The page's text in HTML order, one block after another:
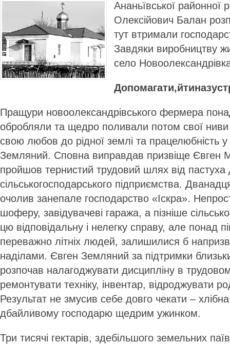
Ананьївської районної
Олексійович Балан
тут втримали
Завдяки виробництву
село
Пращури новоолександрівського фермера
обробляли та щедро поливали потом свої ниви
свою любов до рідної землі та працелюбність у
Земляний. Сповна виправдав призвіще Євген
пройшов тернистий трудовий шлях від пастуха
сільськогосподарського підприємства.
очолив занепале господарство «Іскра».
шоферу, завідувачеві гаража, а пізніше
цю відповідальну і нелегку справу, але понад
переважно літніх людей, залишилися б
наділами. Євген Земляний за підтримки
розпочав налагоджувати дисципліну в
ремонтувати техніку, інвентар, відроджувати
Результат не змусив себе довго чекати –
дбайливому господарю щедрим ужинком.
Три тисячі гектарів, здебільшого земельних